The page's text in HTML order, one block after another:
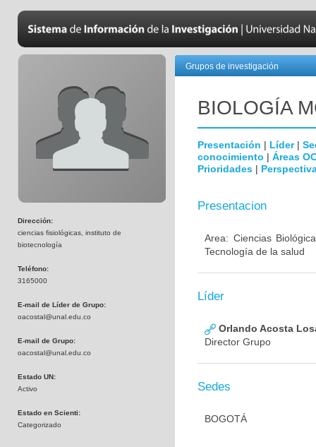
Dirección:
ciencias fisiológicas, instituto de
biotecnología
Teléfono:
3165000
E-mail de Líder de Grupo:
oacostal@unal.edu.co
E-mail de Grupo:
oacostal@unal.edu.co
Estado UN:
Activo
Estado en Scienti:
Categorizado
Grupos de investigación
BIOLOGÍA
Presentación | Líder|
conocimiento | Áreas
Prioridades |
Presentacion
Area: Ciencias
Tecnología de la salud
Líder
Orlando Acosta
Director Grupo
Sedes
BOGOTÁ